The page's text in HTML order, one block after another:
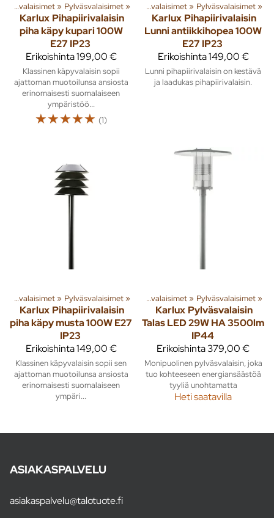
Ulkovalaisimet‪» Pylväsvalaisimet‪»
Karlux Pihapiirivalaisin
piha käpy kupari 100W
E27 IP23
Erikoishinta199,00 €
Klassinen käpyvalaisin sopii
ajattoman muotoilunsa ansiosta
erinomaisesti suomalaiseen
ympäristöö...
☆☆☆☆☆ (1)
‪» Rakenna‪» Valaisimet ja lamput‪» Ulkovalaisimet‪» Pylväsvalaisimet‪»
Karlux Pihapiirivalaisin
Lunni antiikkihopea 100W
E27 IP23
Erikoishinta149,00 €
Lunni pihapiirivalaisin on kestävä
ja laadukas pihapiirivalaisin.
Ulkovalaisimet‪» Pylväsvalaisimet‪»
Karlux Pihapiirivalaisin
piha käpy musta 100W E27
IP23
Erikoishinta149,00 €
Klassinen käpyvalaisin sopii sen
ajattoman muotoilunsa ansiosta
erinomaisesti suomalaiseen
ympäri...
‪» Rakenna‪» Valaisimet ja lamput‪» Ulkovalaisimet‪» Pylväsvalaisimet‪»
Karlux Pylväsvalaisin
Talas LED 29W HA 3500lm
IP44
Erikoishinta379,00 €
Monipuolinen pylväsvalaisin, joka
tuo kohteeseen energiansäästöä
tyyliä unohtamatta
Heti saatavilla
ASIAKASPALVELU
asiakaspalvelu@talotuote.fi